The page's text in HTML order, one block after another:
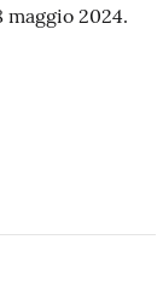
2024.